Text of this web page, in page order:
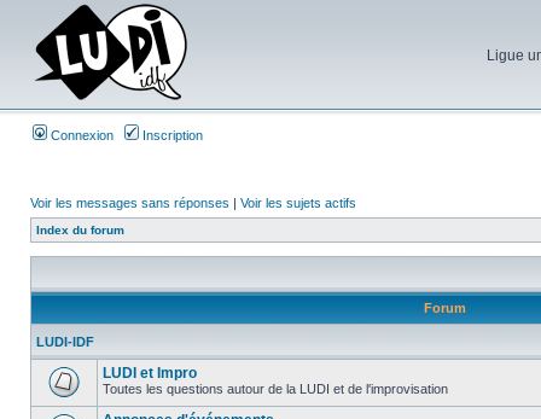
Ligue
Connexion Inscription
Voir les messages sans réponses | Voir les sujets actifs
Index du forum
Forum
LUDI-IDF
LUDI et Impro
Toutes les questions autour de la LUDI et de l'improvisation